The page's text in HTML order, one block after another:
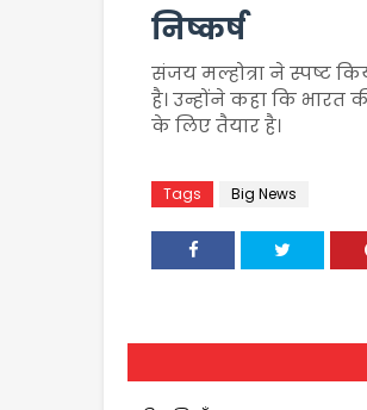
निष्कर्ष
संजय मल्होत्रा ने स्पष्ट
है। उन्होंने कहा कि भारत
के लिए तैयार है।
Tags Big News